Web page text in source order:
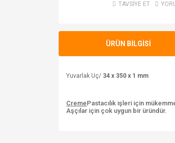
TAVSİYE ET
ÜRÜN BİLGİSİ
Yuvarlak Uç/ 34 x 350 x 1 mm
CremePastacılık işleri için
Aşçılar için çok uygun bir üründür.